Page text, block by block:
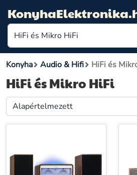
Konyha Audio & Hifi HiFi és
HiFi és Mikro HiFi